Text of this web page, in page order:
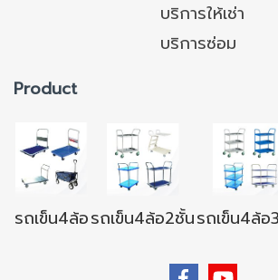
บริการให้เช่า
บริการซ่อม
Product
รถเข็น4ล้อรถเข็น4ล้อ2ชั้นรถเข็น4ล้อ